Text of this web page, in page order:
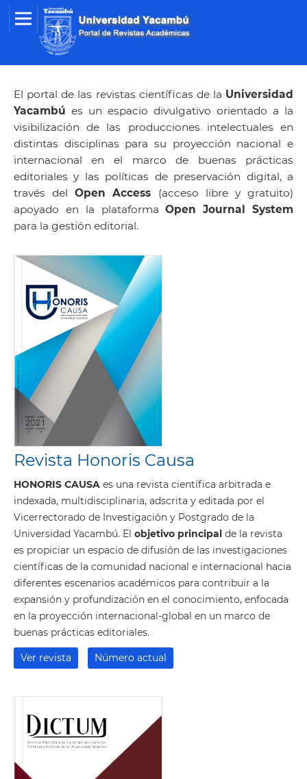
El portal de las revistas científicas de la Universidad
Yacambú es un espacio divulgativo orientado a la
visibilización de las producciones intelectuales en
distintas disciplinas para su proyección nacional e
internacional en el marco de buenas prácticas
editoriales y las políticas de preservación digital, a
través delOpen Access (acceso libre y gratuito)
apoyado en la plataformaOpen Journal System
para la gestión editorial.
Revista Honoris Causa
HONORIS CAUSA es una revista científica arbitrada e
indexada, multidisciplinaria, adscrita y editada por el
Vicerrectorado de Investigación y Postgrado de la
Universidad Yacambú. El objetivo principal de la revista
es propiciar un espacio de difusión de las investigaciones
científicas de la comunidad nacional e internacional hacia
diferentes escenarios académicos para contribuir a la
expansión y profundización en el conocimiento, enfocada
en la proyección internacional-global en un marco de
buenas prácticas editoriales.
Ver revista Número actual